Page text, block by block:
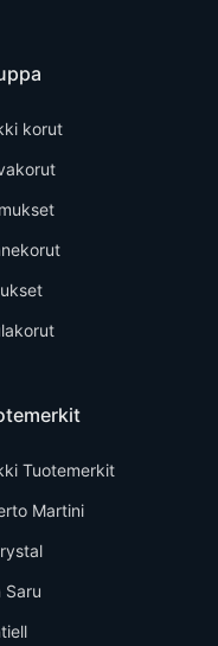
korut
Tuotemerkit
Martini
Saru